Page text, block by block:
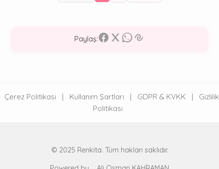
Paylaş:
Çerez Politikası | Kullanım Şartları | GDPR & KVKK |
Gizlilik
Politikası
© 2025 Renkita. Tüm hakları saklıdır.